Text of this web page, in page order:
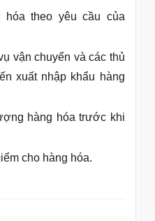
hóa theo yêu cầu của
vận chuyển và các thủ
xuất nhập khẩu hàng
hàng hóa trước khi
cho hàng hóa.